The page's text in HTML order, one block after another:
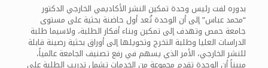
بدوره لفت رئيس وحدة تمكين النشر الأكاديمي الخارجي الدكتور
“محمد عباس” إلى أن الوحدة تُعد أول حاضنة بحثية على مستوى
جامعة حمص وتهدف إلى تمكين وبناء أفكار الطلبة، ولاسيما طلبة
الدراسات العليا وطلبة التخرج وتحويلها إلى أوراق بحثية رصينة قابلة
للنشر الخارجي، الأمر الذي يسهم في رفع تصنيف الجامعة عالمياً،
مبيناً أن الوحدة تقدم مجموعة من الخدمات تشمل تدريب الطلبة على